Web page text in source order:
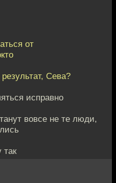
от
Сева?
исправно
вовсе не те люди,
так